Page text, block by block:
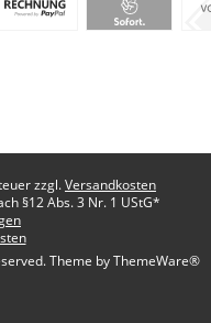
zzgl.Versandkosten
§12 Abs. 3 Nr. 1 UStG*
Theme byThemeWare®